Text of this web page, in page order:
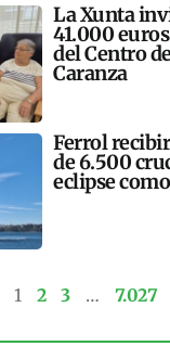
La Xunta
41.000
del Centro
Caranza
Ferrol
de 6.500
eclipse
1 2 3 … 7.027